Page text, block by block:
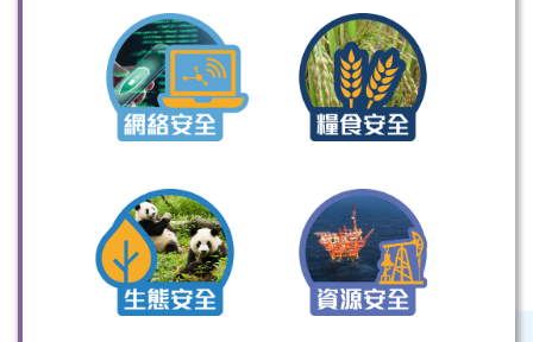
掃一掃關注我們的社交媒體，緊貼最新資訊！
微信 小紅書